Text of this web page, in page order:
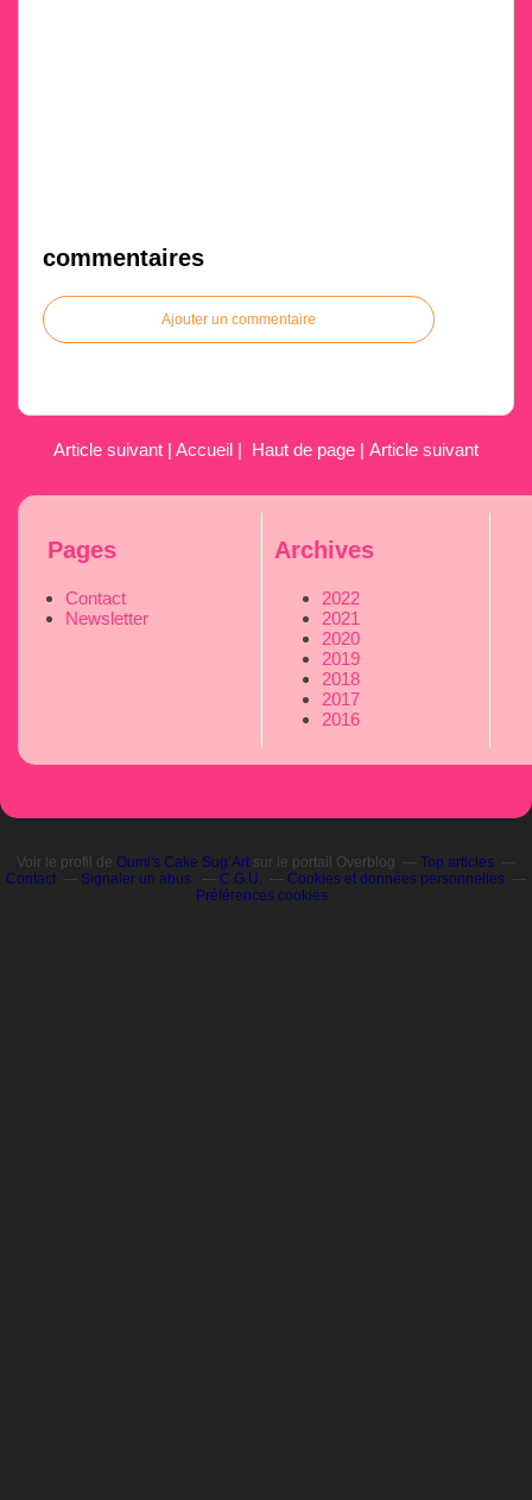
commentaires
Ajouter un commentaire
Article suivant | Accueil | Haut de page | Article suivant
Pages
Contact
Newsletter
Archives
2022
2021
2020
2019
2018
2017
2016
Voir le profil de Oumi's Cake Sug’Art sur le portail Overblog
Top articles
Contact
Signaler un abus C.G.U.
Cookies et données personnelles
Préférences cookies